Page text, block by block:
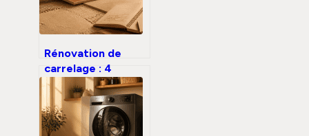
Rénovation de
carrelage : 4
étapes
indispensables
pour un chantier
durable et garanti